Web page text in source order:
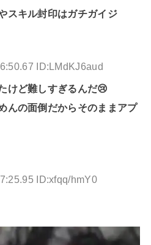
スキル封印はガチガイジ
ID:LMdKJ6aud
けど難しすぎるんだ😢
んの面倒だからそのままアプ
ID:xfqq/hmY0